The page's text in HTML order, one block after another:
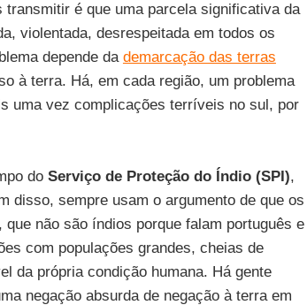
transmitir é que uma parcela significativa da
violentada, desrespeitada em todos os
depende da demarcação das terras
à terra. Há, em cada região, um problema
uma vez complicações terríveis no sul, por
do Serviço de Proteção do Índio (SPI),
disso, sempre usam o argumento de que os
não são índios porque falam português e
com populações grandes, cheias de
da própria condição humana. Há gente
negação absurda de negação à terra em